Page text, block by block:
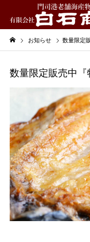
お知らせ 数量限定
数量限定販売中『